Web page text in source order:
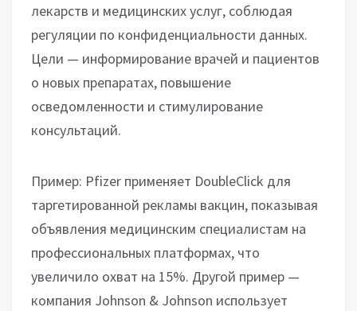
лекарств и медицинских услуг, соблюдая
регуляции по конфиденциальности данных.
Цели — информирование врачей и пациентов
о новых препаратах, повышение
осведомленности и стимулирование
консультаций.
Пример: Pfizer применяет DoubleClick для
таргетированной рекламы вакцин, показывая
объявления медицинским специалистам на
профессиональных платформах, что
увеличило охват на 15%. Другой пример —
компания Johnson & Johnson использует